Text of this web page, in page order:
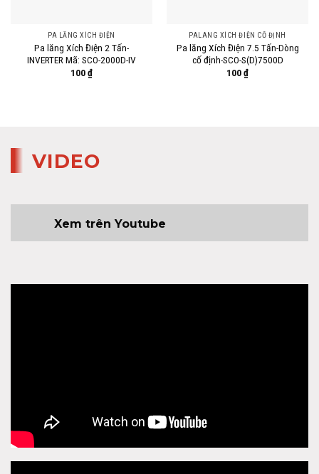
PA LĂNG XÍCH ĐIỆN
Pa lăng Xích Điện 2 Tấn-
INVERTER Mã: SCO-2000D-IV
100₫
PALANG XÍCH ĐIỆN CỐ ĐỊNH
Pa lăng Xích Điện 7.5 Tấn-Dòng
cố định-SCO-S(D)7500D
100₫
VIDEO
Xem trên Youtube